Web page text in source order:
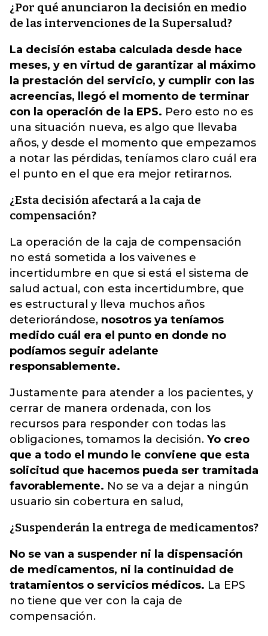
¿Por qué anunciaron la decisión en medio
de las intervenciones de la Supersalud?
La decisión estaba calculada desde hace
meses, y en virtud de garantizar al máximo
la prestación del servicio, y cumplir con las
acreencias, llegó el momento de terminar
con la operación de la EPS. Pero esto no es
una situación nueva, es algo que llevaba
años, y desde el momento que empezamos
a notar las pérdidas, teníamos claro cuál era
el punto en el que era mejor retirarnos.
¿Esta decisión afectará a la caja de
compensación?
La operación de la caja de compensación
no está sometida a los vaivenes e
incertidumbre en que si está el sistema de
salud actual, con esta incertidumbre, que
es estructural y lleva muchos años
deteriorándose, nosotros ya teníamos
medido cuál era el punto en donde no
podíamos seguir adelante
responsablemente.
Justamente para atender a los pacientes, y
cerrar de manera ordenada, con los
recursos para responder con todas las
obligaciones, tomamos la decisión. Yo creo
que a todo el mundo le conviene que esta
solicitud que hacemos pueda ser tramitada
favorablemente. No se va a dejar a ningún
usuario sin cobertura en salud,
¿Suspenderán la entrega de medicamentos?
No se van a suspender ni la dispensación
de medicamentos, ni la continuidad de
tratamientos o servicios médicos. La EPS
no tiene que ver con la caja de
compensación.